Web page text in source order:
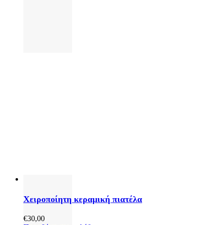
Χειροποίητη κεραμική πιατέλα
€30,00